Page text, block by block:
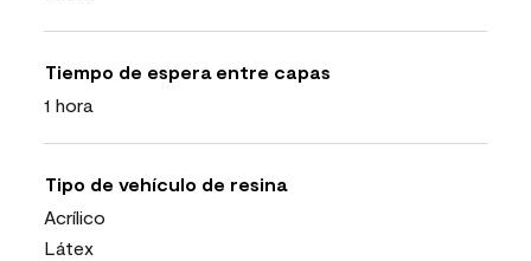
Tiempo de espera entre capas
1 hora
Tipo de vehículo de resina
Acrílico
Látex